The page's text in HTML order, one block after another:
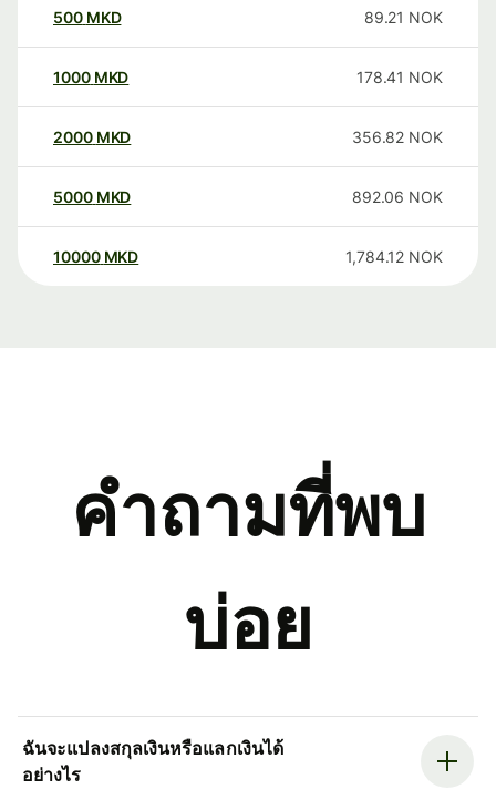
500 MKD 89.21 NOK
1000 MKD 178.41 NOK
2000 MKD 356.82 NOK
5000 MKD 892.06 NOK
10000 MKD 1,784.12 NOK
คำถามที่พบ
บ่อย
ฉันจะแปลงสกุลเงินหรือแลกเงินได้
อย่างไร